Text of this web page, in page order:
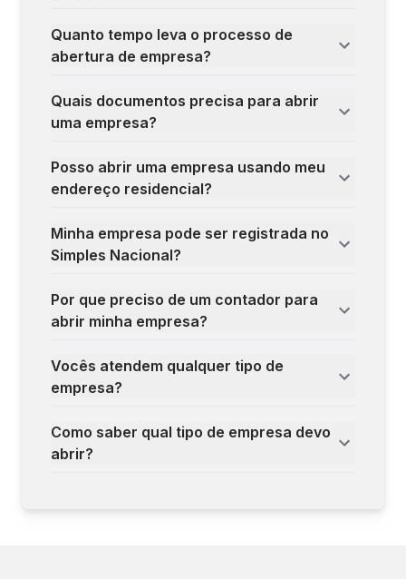
Quanto tempo leva o processo de
abertura de empresa?
Quais documentos precisa para abrir
uma empresa?
Posso abrir uma empresa usando meu
endereço residencial?
Minha empresa pode ser registrada no
Simples Nacional?
Por que preciso de um contador para
abrir minha empresa?
Vocês atendem qualquer tipo de
empresa?
Como saber qual tipo de empresa devo
abrir?